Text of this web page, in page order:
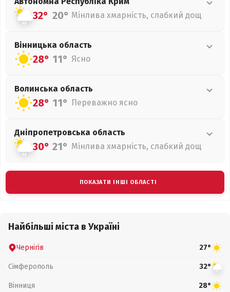
32° 20° Мінлива хмарність, слабкий дощ
Вінницька область
28° 11° Ясно
Волинська область
28° 11° Переважно ясно
Дніпропетровська область
30° 21° Мінлива хмарність, слабкий дощ
ПОКАЗАТИ ІНШІ ОБЛАСТІ
Найбільші міста в Україні
Чернігів 27°
Сімферополь 32°
Вінниця 28°